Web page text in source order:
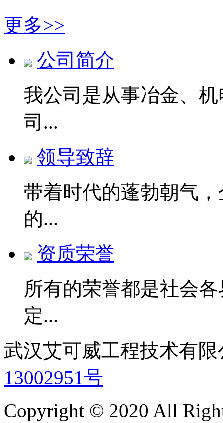
更多>>
公司简介
我公司是从事冶金、
司...
领导致辞
带着时代的蓬勃朝气
的...
资质荣誉
所有的荣誉都是社会
定...
武汉艾可威工程技术有
13002951号
Copyright © 2020 All